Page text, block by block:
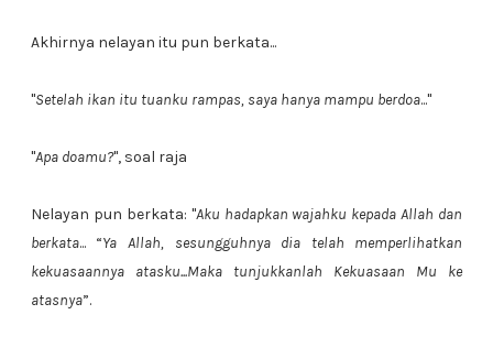
Akhirnya nelayan itu pun berkata...
"Setelah ikan itu tuanku rampas, saya hanya mampu berdoa..."
"Apa doamu?", soal raja
Nelayan pun berkata: "Aku hadapkan wajahku kepada Allah dan
berkata... “Ya Allah, sesungguhnya dia telah memperlihatkan
kekuasaannya atasku...Maka tunjukkanlah Kekuasaan Mu ke
atasnya”.